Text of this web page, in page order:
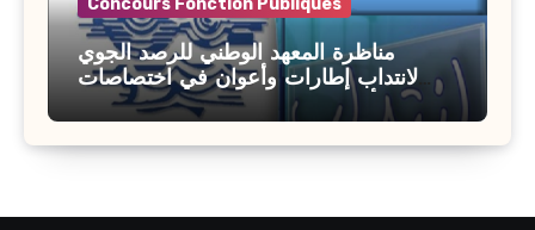
مناظرة المعهد الوطني للرصد الجوي
لانتداب إطارات وأعوان في اختصاصات
مختلفة : أخر اجل للترشح 27 جويلية 2026